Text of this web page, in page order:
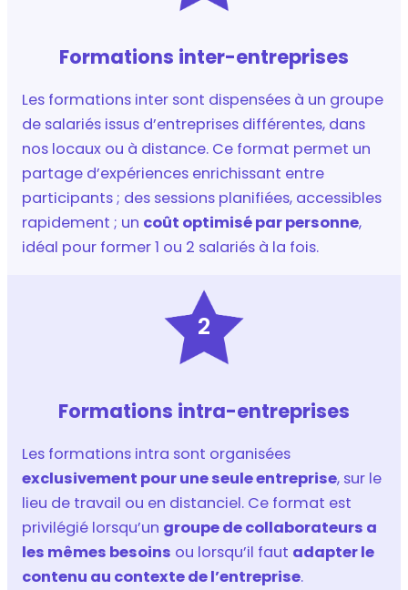
Formations inter-entreprises
Les formations inter sont dispensées à un groupe
de salariés issus d’entreprises différentes, dans
nos locaux ou à distance. Ce format permet un
partage d’expériences enrichissant entre
participants ; des sessions planifiées, accessibles
rapidement ; un coût optimisé par personne,
idéal pour former 1 ou 2 salariés à la fois.
2
Formations intra-entreprises
Les formations intra sont organisées
exclusivement pour une seule entreprise, sur le
lieu de travail ou en distanciel. Ce format est
privilégié lorsqu’un groupe de collaborateurs a
les mêmes besoins ou lorsqu’il faut adapter le
contenu au contexte de l’entreprise.